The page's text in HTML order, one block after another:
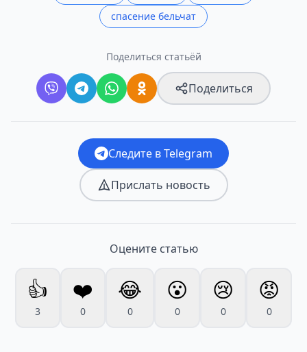
спасение бельчат
Поделиться статьёй
Поделиться
Следите в Telegram
Прислать новость
Оцените статью
👍
3
❤️
0
😂
0
😮
0
😢
0
😡
0